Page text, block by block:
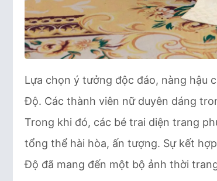
Lựa chọn ý tưởng độc đáo, nàng hậu
Độ. Các thành viên nữ duyên dáng
Trong khi đó, các bé trai diện trang
tổng thể hài hòa, ấn tượng. Sự kết
Độ đã mang đến một bộ ảnh thời